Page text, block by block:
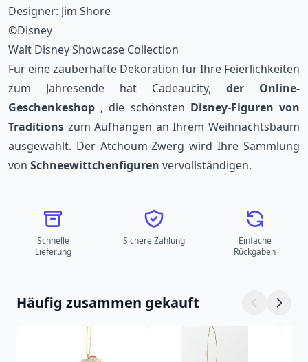
Designer: Jim Shore
©Disney
Walt Disney Showcase Collection
Für eine zauberhafte Dekoration für Ihre Feierlichkeiten
zum Jahresende hat Cadeaucity, der Online-
Geschenkeshop , die schönsten Disney-Figuren von
Traditions zum Aufhängen an Ihrem Weihnachtsbaum
ausgewählt. Der Atchoum-Zwerg wird Ihre Sammlung
von Schneewittchenfiguren vervollständigen.
Schnelle
Lieferung
Sichere Zahlung
Einfache
Rückgaben
Häufig zusammen gekauft